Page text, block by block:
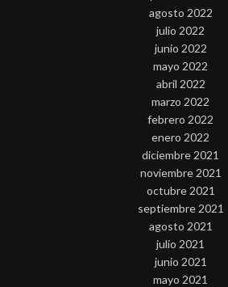
agosto 2022
julio 2022
junio 2022
mayo 2022
abril 2022
marzo 2022
febrero 2022
enero 2022
diciembre 2021
noviembre 2021
octubre 2021
septiembre 2021
agosto 2021
julio 2021
junio 2021
mayo 2021